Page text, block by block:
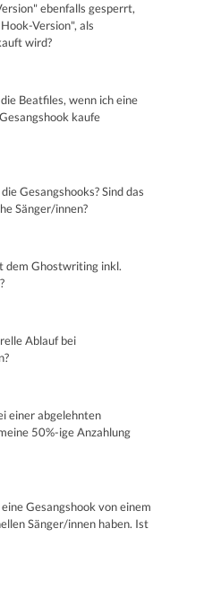
ebenfalls gesperrt,
Version", als
wird?
Beatfiles, wenn ich eine
kaufe
Gesangshooks? Sind das
Sänger/innen?
dem Ghostwriting inkl.
Ablauf bei
einer abgelehnten
50%-ige Anzahlung
Gesangshook von einem
Sänger/innen haben. Ist